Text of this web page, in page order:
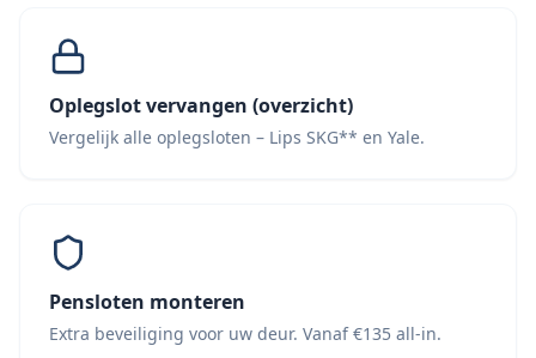
Oplegslot vervangen (overzicht)
Vergelijk alle oplegsloten – Lips SKG** en Yale.
Pensloten monteren
Extra beveiliging voor uw deur. Vanaf €135 all-in.